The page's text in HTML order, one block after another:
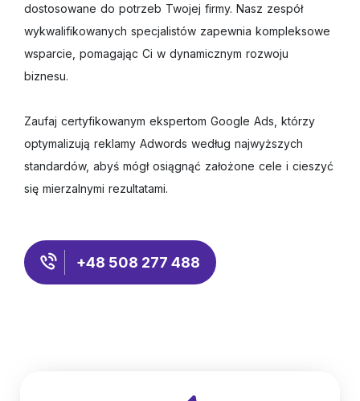
dostosowane do potrzeb Twojej firmy. Nasz zespół
wykwalifikowanych specjalistów zapewnia kompleksowe
wsparcie, pomagając Ci w dynamicznym rozwoju
biznesu.
Zaufaj certyfikowanym ekspertom Google Ads, którzy
optymalizują reklamy Adwords według najwyższych
standardów, abyś mógł osiągnąć założone cele i cieszyć
się mierzalnymi rezultatami.
+48 508 277 488